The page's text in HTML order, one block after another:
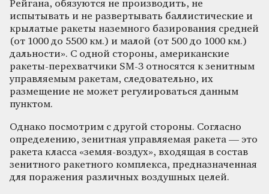
Рейгана, обязуются не производить, не
испытывать и не развертывать баллистические и
крылатые ракеты наземного базирования средней
(от 1000 до 5500 км.) и малой (от 500 до 1000 км.)
дальности». С одной стороны, американские
ракеты-перехватчики SM-3 относятся к зенитным
управляемым ракетам, следовательно, их
размещение не может регулироваться данным
пунктом.
Однако посмотрим с другой стороны. Согласно
определению, зенитная управляемая ракета — это
ракета класса «земля-воздух», входящая в состав
зенитного ракетного комплекса, предназначенная
для поражения различных воздушных целей.